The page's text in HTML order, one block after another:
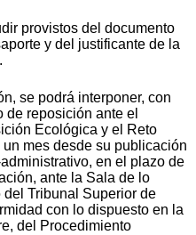
provistos del documento
y del justificante de la
se podrá interponer, con
de reposición ante el
Ecológica y el Reto
mes desde su publicación
en el plazo de
ante la Sala de lo
Tribunal Superior de
con lo dispuesto en la
del Procedimiento